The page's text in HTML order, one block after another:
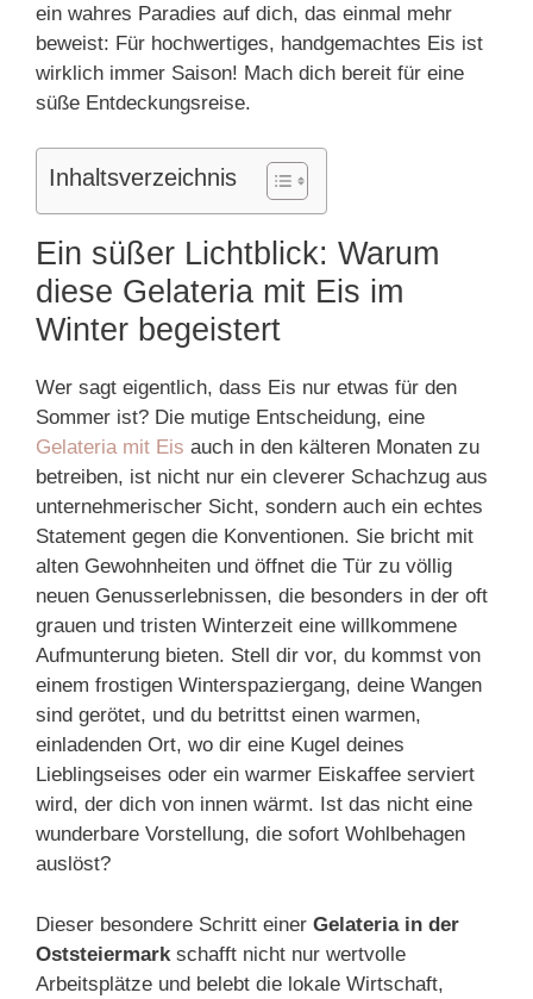
ein wahres Paradies auf dich, das einmal mehr
beweist: Für hochwertiges, handgemachtes Eis ist
wirklich immer Saison! Mach dich bereit für eine
süße Entdeckungsreise.
Inhaltsverzeichnis
Ein süßer Lichtblick: Warum
diese Gelateria mit Eis im
Winter begeistert
Wer sagt eigentlich, dass Eis nur etwas für den
Sommer ist? Die mutige Entscheidung, eine
Gelateria mit Eis auch in den kälteren Monaten zu
betreiben, ist nicht nur ein cleverer Schachzug aus
unternehmerischer Sicht, sondern auch ein echtes
Statement gegen die Konventionen. Sie bricht mit
alten Gewohnheiten und öffnet die Tür zu völlig
neuen Genusserlebnissen, die besonders in der oft
grauen und tristen Winterzeit eine willkommene
Aufmunterung bieten. Stell dir vor, du kommst von
einem frostigen Winterspaziergang, deine Wangen
sind gerötet, und du betrittst einen warmen,
einladenden Ort, wo dir eine Kugel deines
Lieblingseises oder ein warmer Eiskaffee serviert
wird, der dich von innen wärmt. Ist das nicht eine
wunderbare Vorstellung, die sofort Wohlbehagen
auslöst?
Dieser besondere Schritt einer Gelateria in der
Oststeiermark schafft nicht nur wertvolle
Arbeitsplätze und belebt die lokale Wirtschaft,